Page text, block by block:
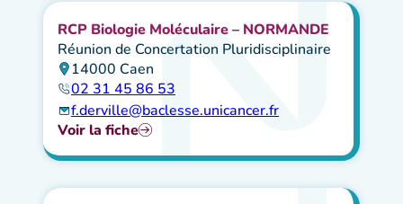
RCP Biologie Moléculaire – NORMANDE
Réunion de Concertation Pluridisciplinaire
14000 Caen
02 31 45 86 53
f.derville@baclesse.unicancer.fr
Voir la fiche